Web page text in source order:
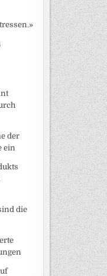
der
ein
die